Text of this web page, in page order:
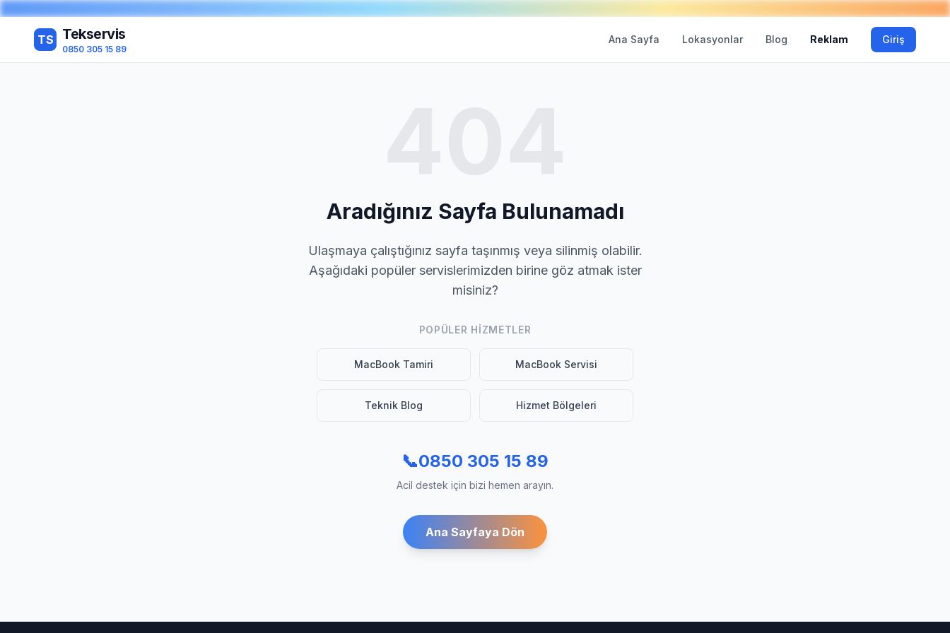
TS Tekservis
0850 305 15 89
Ana Sayfa Lokasyonlar Blog Reklam Giriş
Aradığınız Sayfa Bulunamadı
Ulaşmaya çalıştığınız sayfa taşınmış veya silinmiş olabilir.
Aşağıdaki popüler servislerimizden birine göz atmak ister
misiniz?
POPÜLER HIZMETLER
MacBook Tamiri MacBook Servisi
Teknik Blog Hizmet Bölgeleri
📞0850 305 15 89
Acil destek için bizi hemen arayın.
Ana Sayfaya Dön